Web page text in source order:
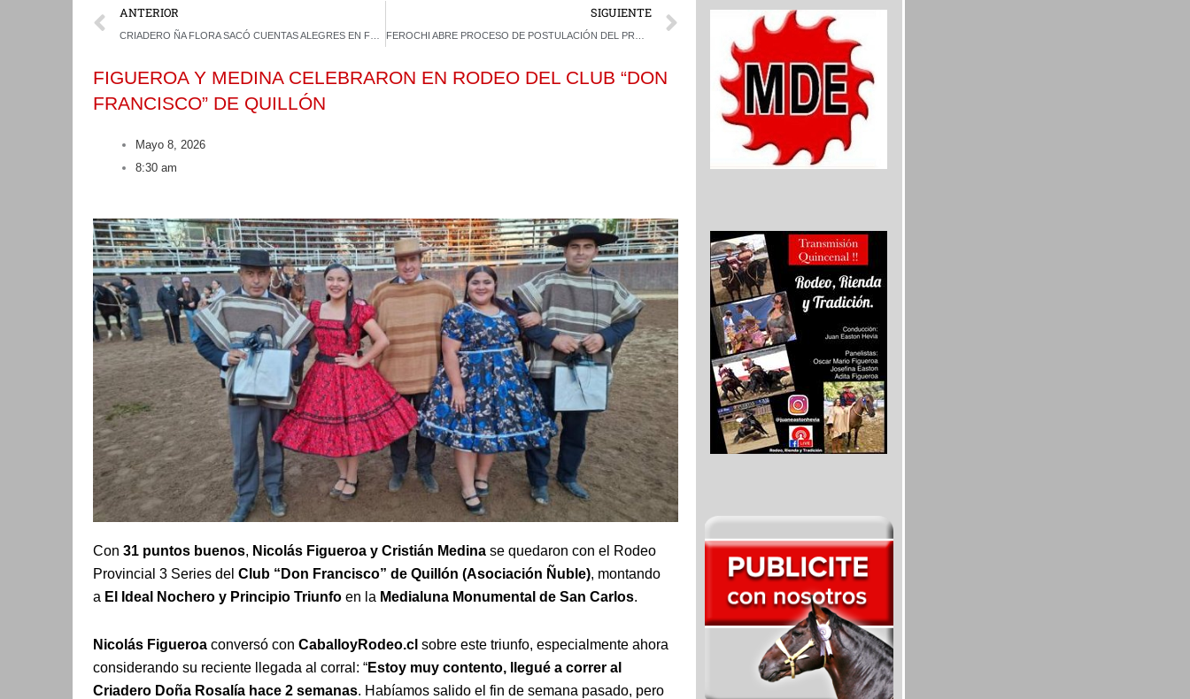
Prev
ANTERIOR SIGUIENTE Next
FIGUEROA Y MEDINA CELEBRARON EN RODEO DEL CLUB “DON
FRANCISCO” DE QUILLÓN
Mayo 8, 2026
8:30 am
Con 31 puntos buenos, Nicolás Figueroa y Cristián Medina se quedaron con el Rodeo
Provincial 3 Series del Club “Don Francisco” de Quillón (Asociación Ñuble), montando
a El Ideal Nochero y Principio Triunfo en la Medialuna Monumental de San Carlos.
Nicolás Figueroa conversó con CaballoyRodeo.cl sobre este triunfo, especialmente ahora
considerando su reciente llegada al corral: “Estoy muy contento, llegué a correr al
Criadero Doña Rosalía hace 2 semanas. Habíamos salido el fin de semana pasado, pero